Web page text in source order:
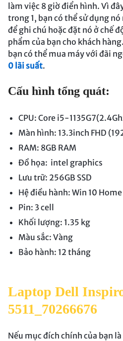
làm việc 8 giờ điển hình. Vì
trong 1, bạn có thể sử dụng
để ghi chú hoặc đặt nó ở chế
phẩm của bạn cho khách
bạn có thể mua máy với đãi
0 lãi suất.
Cấu hình tổng quát:
CPU: Core i5-
Màn hình: 13.3inch FHD
RAM: 8GB RAM
Đồ họa: intel graphics
Lưu trữ: 256GB SSD
Hệ điều hành: Win 10
Pin: 3 cell
Khối lượng: 1.35 kg
Màu sắc: Vàng
Bảo hành: 12 tháng
Laptop Dell
5511_70266676
Nếu mục đích chính của bạn